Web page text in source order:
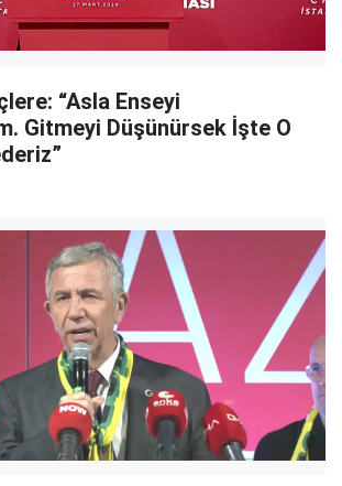
“Asla Enseyi
Gitmeyi Düşünürsek İşte O